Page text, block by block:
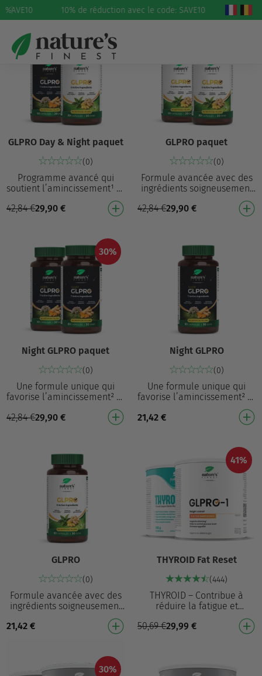
% 10% de réduction avec le code: SAVE10
30%
GLPRO Day & Night paquet
(0)
Programme avancé qui
soutient l’amincissement¹ et
aide à maintenir un sommeil
naturel7 GLPRO : Soutient
42,84€29,90€
GLPRO paquet
(0)
Formule avancée avec des
ingrédients soigneusement
sélectionnés qui soutiennent
l’amincissement¹ et
42,84€29,90€
30%
Night GLPRO paquet
(0)
Une formule unique qui
favorise l’amincissement² et
aide à maintenir un sommeil
naturel³ Contribue à réduire
42,84€29,90€
Night GLPRO
(0)
Une formule unique qui
favorise l’amincissement² et
aide à maintenir un sommeil
naturel³ Contribue à réduire
21,42€
GLPRO
(0)
Formule avancée avec des
ingrédients soigneusement
sélectionnés qui soutiennent
l’amincissement¹ et
21,42€
41%
THYROID Fat Reset
(444)
THYROID – Contribue à
réduire la fatigue et
l’épuisement² et joue un rôle
dans le fonctionnement de
50,69€29,99€
30%